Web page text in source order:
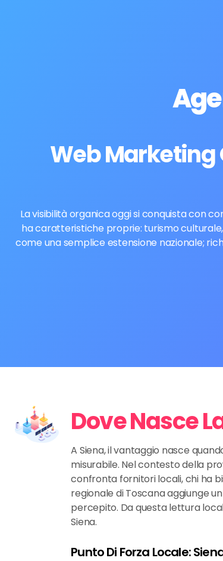
Web Marketing
La visibilità organica oggi si conquista con
ha caratteristiche proprie: turismo
come una semplice estensione nazionale;
Dove Nasce
A Siena, il vantaggio nasce
misurabile. Nel contesto della
confronta fornitori locali, chi ha
regionale di Toscana aggiunge
percepito. Da questa lettura
Siena.
Punto Di Forza Locale: